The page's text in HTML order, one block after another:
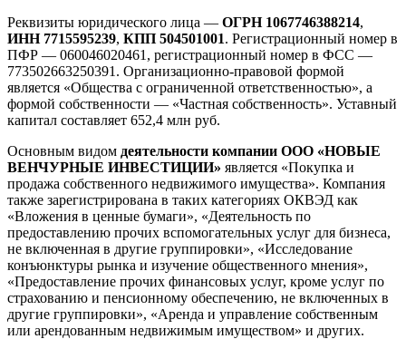
Реквизиты юридического лица — ОГРН 1067746388214,
ИНН 7715595239, КПП 504501001. Регистрационный номер в
ПФР — 060046020461, регистрационный номер в ФСС —
773502663250391. Организационно-правовой формой
является «Общества с ограниченной ответственностью», а
формой собственности — «Частная собственность». Уставный
капитал составляет 652,4 млн руб.
Основным видом деятельности компании ООО «НОВЫЕ
ВЕНЧУРНЫЕ ИНВЕСТИЦИИ» является «Покупка и
продажа собственного недвижимого имущества». Компания
также зарегистрирована в таких категориях ОКВЭД как
«Вложения в ценные бумаги», «Деятельность по
предоставлению прочих вспомогательных услуг для бизнеса,
не включенная в другие группировки», «Исследование
конъюнктуры рынка и изучение общественного мнения»,
«Предоставление прочих финансовых услуг, кроме услуг по
страхованию и пенсионному обеспечению, не включенных в
другие группировки», «Аренда и управление собственным
или арендованным недвижимым имуществом» и других.